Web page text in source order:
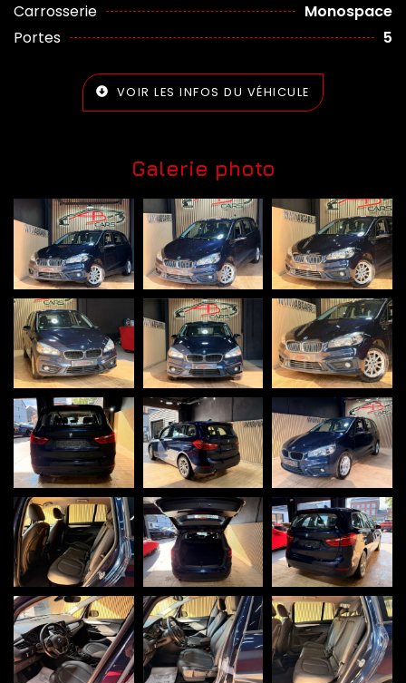
Carrosserie
Monospace
Portes
5
VOIR LES INFOS DU VÉHICULE
Galerie photo